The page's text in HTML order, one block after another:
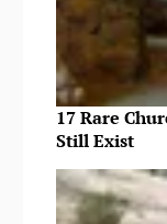
17 Rare
Still Exist